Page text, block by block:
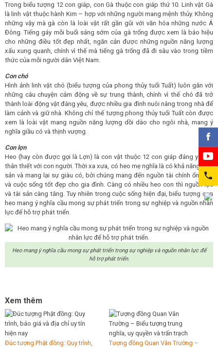
Trong biểu tượng 12 con giáp, con Gà thuộc con giáp thứ 10. Linh vật Gà
là linh vật thuộc hành Kim – hợp với những người mang mệnh thủy. Không
những vậy mà gà còn là loài vật rất gần gũi với văn hóa những nước Á
Đông. Tiếng gáy mỗi buổi sáng sớm của gà trống được xem là báo hiệu
cho những điều tốt đẹp nhất, ngăn cản được những nguồn năng lượng
xấu xung quanh, chính vì thế mà tiếng gà trống đã đi sâu vào trong tiềm
thức của mỗi người dân Việt Nam.
Con chó
Hình ảnh linh vật chó (biểu tượng của phong thủy tuổi Tuất) luôn gắn với
những câu chuyện cảm động về sự trung thành, chính vì thế chó đã trở
thành loài động vật đáng yêu, được nhiều gia đình nuôi nâng trong nhà để
làm cảnh và giữ nhà. Không chỉ thế tượng phong thủy tuổi Tuất còn được
xem là loài vật mang nguồn năng lượng dồi dào cho ngôi nhà, mang ý
nghĩa giầu có và thịnh vượng.
Con lợn
Heo (hay còn được gọi là Lợn) là con vật thuộc 12 con giáp đáng yêu và
thân thiết với con người. Thời xa xưa, có heo mẹ nghĩa là có khả năng sinh
sản và mang lại sự giàu có, bởi chúng mang đến nguồn tài chính ổn định
và cuộc sống tốt đẹp cho gia đình. Càng có nhiều heo con thì nguồn lực
và tài sản càng tăng. Tuy nhiên trong cuộc sống hiện đại, biểu tượng con
heo mang ý nghĩa cầu mong sự phát triển trong sự nghiệp và nguồn nhân
lực để hỗ trợ phát triển.
Heo mang ý nghĩa cầu mong sự phát triển trong sự nghiệp và nguồn nhân lực để
hỗ trợ phát triển.
Xem thêm
Đúc tượng Phật đồng: Quy trình,
Tượng đồng Quan Vân Trường –